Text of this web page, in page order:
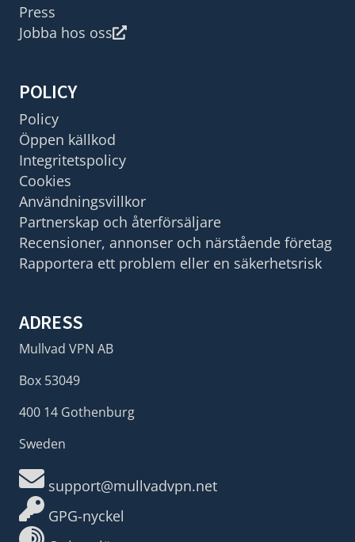
Press
Jobba hos oss
POLICY
Policy
Öppen källkod
Integritetspolicy
Cookies
Användningsvillkor
Partnerskap och återförsäljare
Recensioner, annonser och närstående företag
Rapportera ett problem eller en säkerhetsrisk
ADRESS
Mullvad VPN AB
Box 53049
400 14 Gothenburg
Sweden
support@mullvadvpn.net
GPG-nyckel